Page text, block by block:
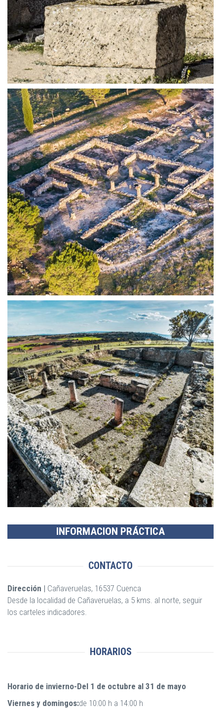
LA BASÍLICA | ERCÁVICA
LAS DOMUS | ERCÁVICA
INFORMACION PRÁCTICA
CONTACTO
Dirección | Cañaveruelas, 16537 Cuenca
Desde la localidad de Cañaveruelas, a 5 kms. al norte, seguir
los carteles indicadores.
HORARIOS
Horario de invierno-Del 1 de octubre al 31 de mayo
Viernes y domingos:de 10:00 h a 14:00 h